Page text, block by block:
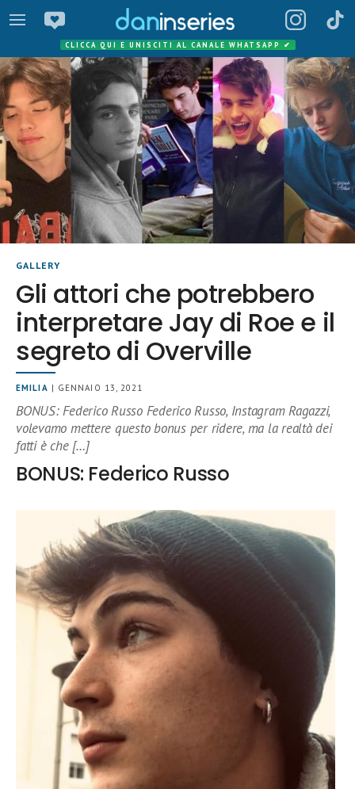
CLICCA QUI E UNISCITI AL CANALE WHATSAPP ✔
GALLERY
Gli attori che potrebbero
interpretare Jay di Roe e il
segreto di Overville
EMILIA | GENNAIO 13, 2021
BONUS: Federico Russo Federico Russo, Instagram Ragazzi,
volevamo mettere questo bonus per ridere, ma la realtà dei
fatti è che […]
BONUS: Federico Russo